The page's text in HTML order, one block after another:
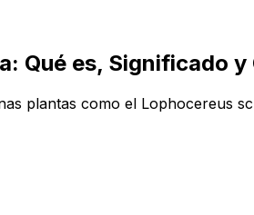
Qué es, Significado
plantas como el Lophocereus